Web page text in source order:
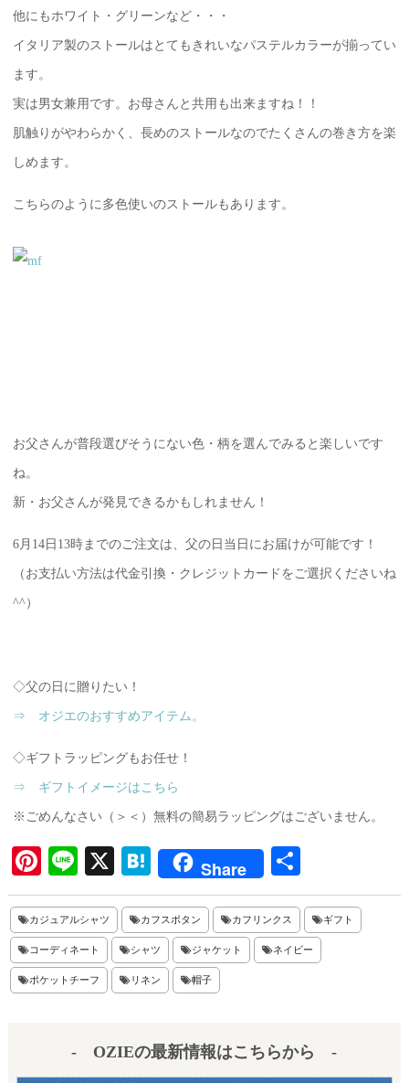
他にもホワイト・グリーンなど・・・
イタリア製のストールはとてもきれいなパステルカラーが揃ってい
ます。
実は男女兼用です。お母さんと共用も出来ますね！！
肌触りがやわらかく、長めのストールなのでたくさんの巻き方を楽
しめます。
こちらのように多色使いのストールもあります。
お父さんが普段選びそうにない色・柄を選んでみると楽しいです
ね。
新・お父さんが発見できるかもしれません！
6月14日13時までのご注文は、父の日当日にお届けが可能です！
（お支払い方法は代金引換・クレジットカードをご選択くださいね
^^）
◇父の日に贈りたい！
⇒ オジエのおすすめアイテム。
◇ギフトラッピングもお任せ！
⇒ ギフトイメージはこちら
※ごめんなさい（＞＜）無料の簡易ラッピングはございません。
Pi
nt
er
es
t
Li
ne
X
H
at
en
a
Share
有
カジュアルシャツ カフスボタン カフリンクス ギフト
コーディネート シャツ ジャケット ネイビー
ポケットチーフ リネン 帽子
- OZIEの最新情報はこちらから -